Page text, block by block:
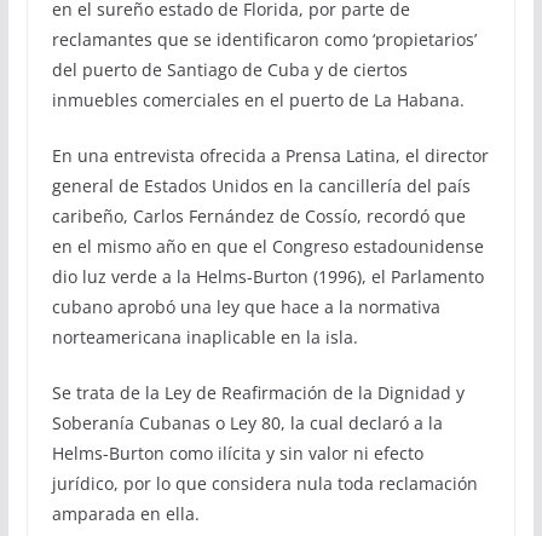
en el sureño estado de Florida, por parte de
reclamantes que se identificaron como ‘propietarios’
del puerto de Santiago de Cuba y de ciertos
inmuebles comerciales en el puerto de La Habana.
En una entrevista ofrecida a Prensa Latina, el director
general de Estados Unidos en la cancillería del país
caribeño, Carlos Fernández de Cossío, recordó que
en el mismo año en que el Congreso estadounidense
dio luz verde a la Helms-Burton (1996), el Parlamento
cubano aprobó una ley que hace a la normativa
norteamericana inaplicable en la isla.
Se trata de la Ley de Reafirmación de la Dignidad y
Soberanía Cubanas o Ley 80, la cual declaró a la
Helms-Burton como ilícita y sin valor ni efecto
jurídico, por lo que considera nula toda reclamación
amparada en ella.